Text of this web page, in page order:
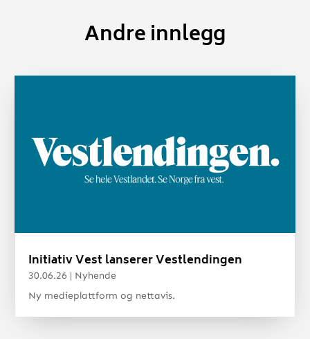
Andre innlegg
Initiativ Vest lanserer Vestlendingen
30.06.26 | Nyhende
Ny medieplattform og nettavis.